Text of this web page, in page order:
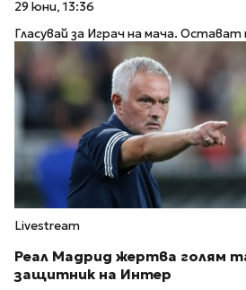
29 юни, 13:36
Гласувай за Играч на мача.
Livestream
Реал Мадрид жертва голям
защитник на Интер